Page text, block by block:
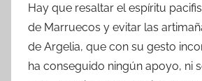
Hay que resaltar el espíritu
de Marruecos y evitar las
de Argelia, que con su gesto
ha conseguido ningún apoyo, ni